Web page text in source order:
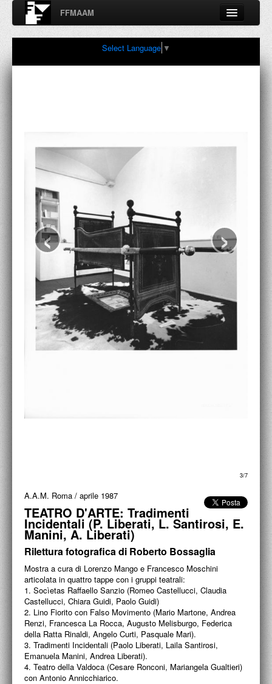
FFMAAM
Fondo Francesco Moschini
A.A.M. Architettura Arte Moderna
Percorsi, nodi, sconfinamenti e contaminazioni tra Arte,
FRANCESCO MOSCHINI
PUBBLICAZIONI
CONFERENZE
VIDEO
COLLEZIONE
ACCADEMIA NAZIONALE DI SAN LUCA
I.E.D. / ROMA
POLITECNICO DI BARI
BIBLIOTECA FRANCESCO MOSCHINI
LABORATORI DI PROGETTAZIONE
PROGETTI D'OPERA
PROGETTI CULTURALI
PROGETTO T.E.S.I.
Select Language ▼
3/7
‹ ›
A.A.M. Roma / aprile 1987
TEATRO D'ARTE: Tradimenti
Incidentali (P. Liberati, L. Santirosi, E.
Manini, A. Liberati)
Rilettura fotografica di Roberto Bossaglia
Mostra a cura di Lorenzo Mango e Francesco Moschini
articolata in quattro tappe con i gruppi teatrali:
1. Socìetas Raffaello Sanzio (Romeo Castellucci, Claudia
Castellucci, Chiara Guidi, Paolo Guidi)
2. Lino Fiorito con Falso Movimento (Mario Martone, Andrea
Renzi, Francesca La Rocca, Augusto Melisburgo, Federica
della Ratta Rinaldi, Angelo Curti, Pasquale Mari).
3. Tradimenti Incidentali (Paolo Liberati, Laila Santirosi,
Emanuela Manini, Andrea Liberati).
4. Teatro della Valdoca (Cesare Ronconi, Mariangela Gualtieri)
con Antonio Annicchiarico.